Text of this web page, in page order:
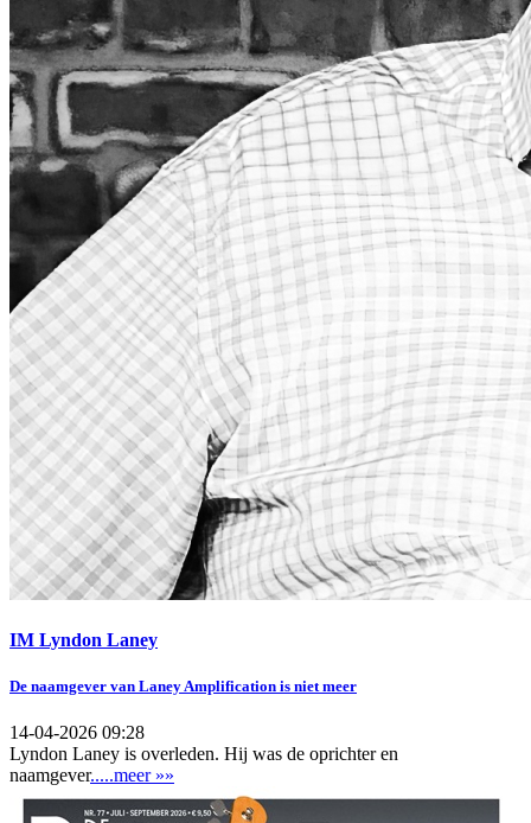
IM Lyndon Laney
De naamgever van Laney Amplification is niet meer
14-04-2026 09:28
Lyndon Laney is overleden. Hij was de oprichter en
naamgever.....meer »»